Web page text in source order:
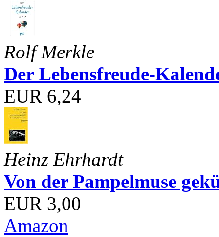
Rolf Merkle
Der Lebensfreude-
EUR 6,24
Heinz Ehrhardt
Von der Pampelmuse
EUR 3,00
Amazon